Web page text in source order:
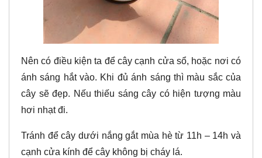
Nên có điều kiện ta để cây cạnh cửa sổ, hoặc nơi có
ánh sáng hắt vào. Khi đủ ánh sáng thì màu sắc của
cây sẽ đẹp. Nếu thiếu sáng cây có hiện tượng màu
hơi nhạt đi.
Tránh để cây dưới nắng gắt mùa hè từ 11h – 14h và
cạnh cửa kính để cây không bị cháy lá.